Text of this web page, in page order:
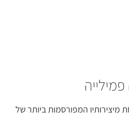
מיצירותיו המפורסמות ביותר של